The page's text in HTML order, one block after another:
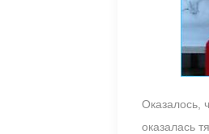
Оказалось,
оказалась